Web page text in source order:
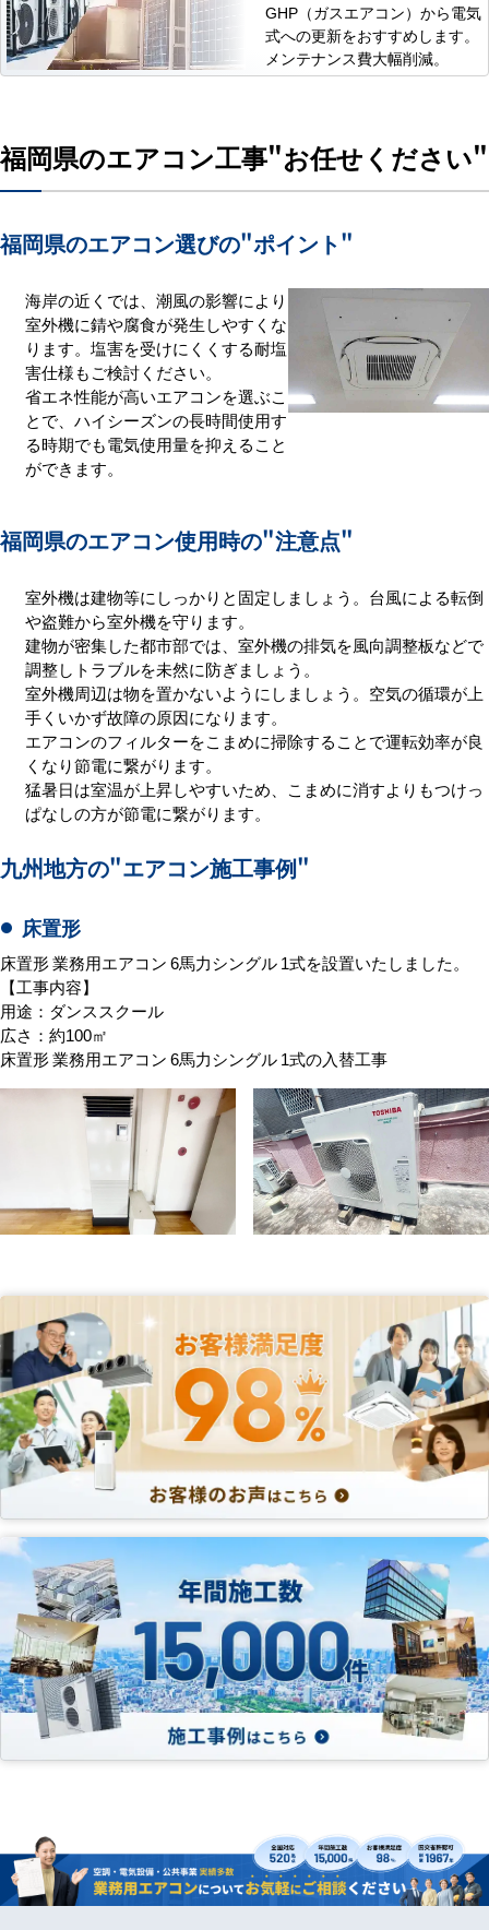
GHP（ガスエアコン）から電気
式への更新をおすすめします。
メンテナンス費大幅削減。
福岡県のエアコン工事"お任せください"
福岡県のエアコン選びの"ポイント"
海岸の近くでは、潮風の影響により
室外機に錆や腐食が発生しやすくな
ります。塩害を受けにくくする耐塩
害仕様もご検討ください。
省エネ性能が高いエアコンを選ぶこ
とで、ハイシーズンの長時間使用す
る時期でも電気使用量を抑えること
ができます。
福岡県のエアコン使用時の"注意点"
室外機は建物等にしっかりと固定しましょう。台風による転倒
や盗難から室外機を守ります。
建物が密集した都市部では、室外機の排気を風向調整板などで
調整しトラブルを未然に防ぎましょう。
室外機周辺は物を置かないようにしましょう。空気の循環が上
手くいかず故障の原因になります。
エアコンのフィルターをこまめに掃除することで運転効率が良
くなり節電に繋がります。
猛暑日は室温が上昇しやすいため、こまめに消すよりもつけっ
ぱなしの方が節電に繋がります。
九州地方の"エアコン施工事例"
床置形
床置形 業務用エアコン 6馬力シングル 1式を設置いたしました。
【工事内容】
用途：ダンススクール
広さ：約100㎡
床置形 業務用エアコン 6馬力シングル 1式の入替工事